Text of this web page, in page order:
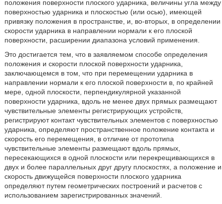
положения поверхности плоского ударника, величины угла между
поверхностью ударника и плоскостью (или осью), имеющей
привязку положения в пространстве, и, во-вторых, в определении
скорости ударника в направлении нормали к его плоской
поверхности, расширении диапазона условий применения.
Это достигается тем, что в заявляемом способе определения
положения и скорости плоской поверхности ударника,
заключающемся в том, что при перемещении ударника в
направлении нормали к его плоской поверхности в, по крайней
мере, одной плоскости, перпендикулярной указанной
поверхности ударника, вдоль не менее двух прямых размещают
чувствительные элементы регистрирующих устройств,
регистрируют контакт чувствительных элементов с поверхностью
ударника, определяют пространственное положение контакта и
скорость его перемещения, в отличие от прототипа
чувствительные элементы размещают вдоль прямых,
пересекающихся в одной плоскости или перекрещивающихся в
двух и более параллельных друг другу плоскостях, а положение и
скорость движущейся поверхности плоского ударника
определяют путем геометрических построений и расчетов с
использованием зарегистрированных значений.